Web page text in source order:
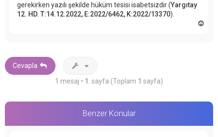
gerekirken yazılı şekilde hüküm tesisi isabetsizdir (Yargıtay
12. HD. T:14.12.2022, E:2022/6462, K:2022/13370).
Cevapla
1 mesaj • 1 . sayfa (Toplam 1 sayfa)
Benzer Konular